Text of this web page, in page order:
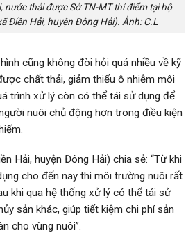
nước thải được Sở TN-MT thí điểm tại hộ
Điền Hải, huyện Đông Hải). Ảnh: C.L
cũng không đòi hỏi quá nhiều về kỹ
chất thải, giảm thiểu ô nhiễm môi
trình xử lý còn có thể tái sử dụng để
nuôi chủ động hơn trong điều kiện
Hải, huyện Đông Hải) chia sẻ: “Từ khi
cho đến nay thì môi trường nuôi rất
khi qua hệ thống xử lý có thể tái sử
sản khác, giúp tiết kiệm chi phí sản
cho vùng nuôi”.